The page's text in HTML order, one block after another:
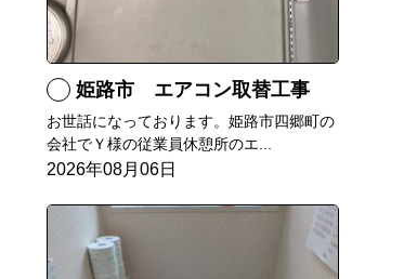
姫路市 エアコン取替工事
お世話になっております。姫路市四郷町の
会社でＹ様の従業員休憩所のエ...
2026年08月06日